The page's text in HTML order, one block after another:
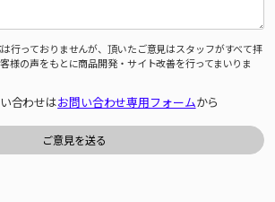
行っておりませんが、頂いたご意見はスタッフがすべて拝
様の声をもとに商品開発・サイト改善を行ってまいりま
合わせはお問い合わせ専用フォームから